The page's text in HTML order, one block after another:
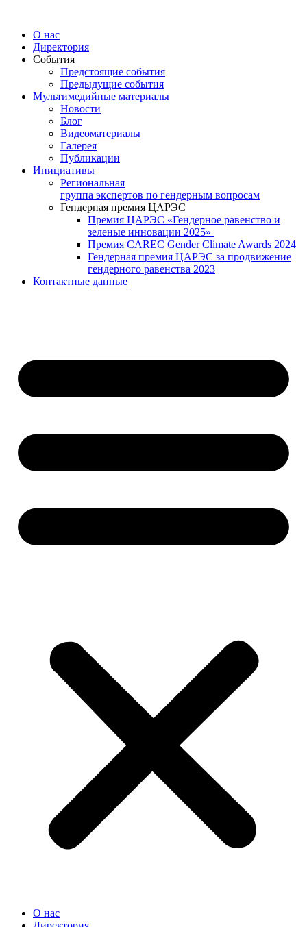
содержимому
О нас
Директория
События
Предстоящие события
Предыдущие события
Мультимедийные материалы
Новости
Блог
Видеоматериалы
Галерея
Публикации
Инициативы
Региональная
группа экспертов по гендерным вопросам
Гендерная премия ЦАРЭС
Премия ЦАРЭС «Гендерное равенство и
зеленые инновации 2025»
Премия CAREC Gender Climate Awards 2024
Гендерная премия ЦАРЭС за продвижение
гендерного равенства 2023
Контактные данные
О нас